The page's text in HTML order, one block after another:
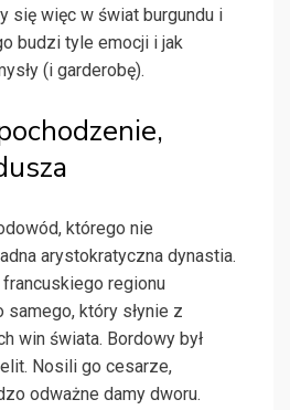
się więc w świat burgundu i
budzi tyle emocji i jak
(i garderobę).
którego nie
arystokratyczna dynastia.
regionu
samego, który słynie z
win świata. Bordowy był
Nosili go cesarze,
odważne damy dworu.